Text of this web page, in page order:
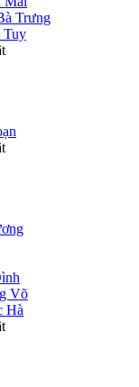
Trưng
Tuy
Võ
Hà